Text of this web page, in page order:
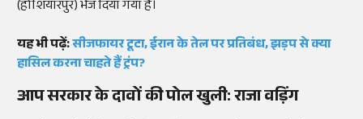
(होशियारपुर) भेज दिया गया है।
यह भी पढ़ें:सीजफायर टूटा, ईरान के तेल पर प्रतिबंध, झड़प से क्या
हासिल करना चाहते हैं ट्रंप?
आप सरकार के दावों की पोल खुली: राजा वड़िंग